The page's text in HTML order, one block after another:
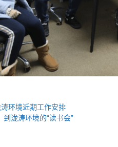
环境近期工作安排
到泷涛环境的“读书会”